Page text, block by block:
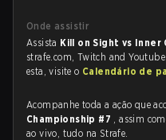
Onde assistir
Assista Kill on Sight vs Inner
strafe.com, Twitch and
esta, visite o Calendário de
Acompanhe toda a ação que
Championship #7 , assim
ao vivo, tudo na Strafe.